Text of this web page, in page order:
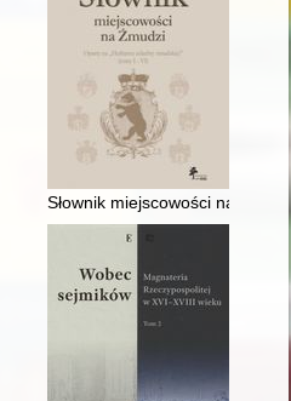
- badacz dziejów oświaty
Słownik miejscowości na